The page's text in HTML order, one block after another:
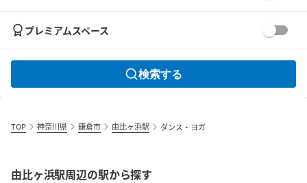
プレミアムスペース
検索する
TOP 神奈川県 鎌倉市 由比ヶ浜駅 ダンス・ヨガ
由比ヶ浜駅周辺の駅から探す